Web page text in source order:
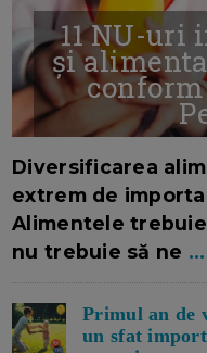
11 NU-uri
și
Diversificarea
extrem de
Alimentele
nu trebuie să ne ...
Primul an de
un sfat